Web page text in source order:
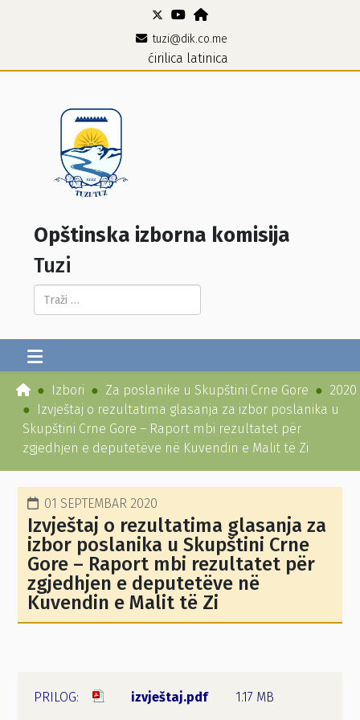
tuzi@dik.co.me
ćirilica latinica
Opštinska izborna komisija
Tuzi
Pretraga...
Izbori Za poslanike u Skupštini Crne Gore
2020
Izvještaj o rezultatima glasanja za izbor poslanika u
Skupštini Crne Gore – Raport mbi rezultatet për
zgjedhjen e deputetëve në Kuvendin e Malit të Zi
01 SEPTEMBAR 2020
Izvještaj o rezultatima glasanja za
izbor poslanika u Skupštini Crne
Gore – Raport mbi rezultatet për
zgjedhjen e deputetëve në
Kuvendin e Malit të Zi
izvještaj.pdf 1.17 MB